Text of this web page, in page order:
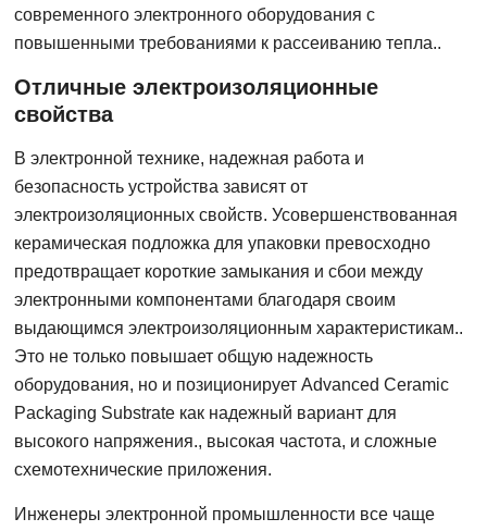
современного электронного оборудования с
повышенными требованиями к рассеиванию тепла..
Отличные электроизоляционные
свойства
В электронной технике, надежная работа и
безопасность устройства зависят от
электроизоляционных свойств. Усовершенствованная
керамическая подложка для упаковки превосходно
предотвращает короткие замыкания и сбои между
электронными компонентами благодаря своим
выдающимся электроизоляционным характеристикам..
Это не только повышает общую надежность
оборудования, но и позиционирует Advanced Ceramic
Packaging Substrate как надежный вариант для
высокого напряжения., высокая частота, и сложные
схемотехнические приложения.
Инженеры электронной промышленности все чаще